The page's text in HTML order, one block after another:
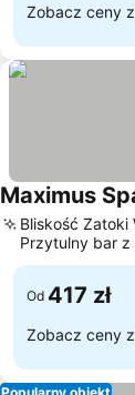
Zobacz ceny z
Maximus
Bliskość Zatoki
Przytulny bar z
deserami
Od 417 zł
Zobacz ceny z